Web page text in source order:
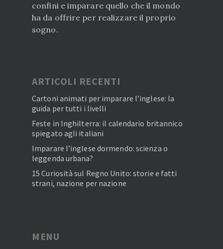
confini e imparare quello che il mondo
ha da offrire per realizzare il proprio
sogno.
ARTICOLI RECENTI
Cartoni animati per imparare l’inglese: la
guida per tutti i livelli
Feste in Inghilterra: il calendario britannico
spiegato agli italiani
Imparare l’inglese dormendo: scienza o
leggenda urbana?
15 Curiosità sul Regno Unito: storie e fatti
strani, nazione per nazione
MENU